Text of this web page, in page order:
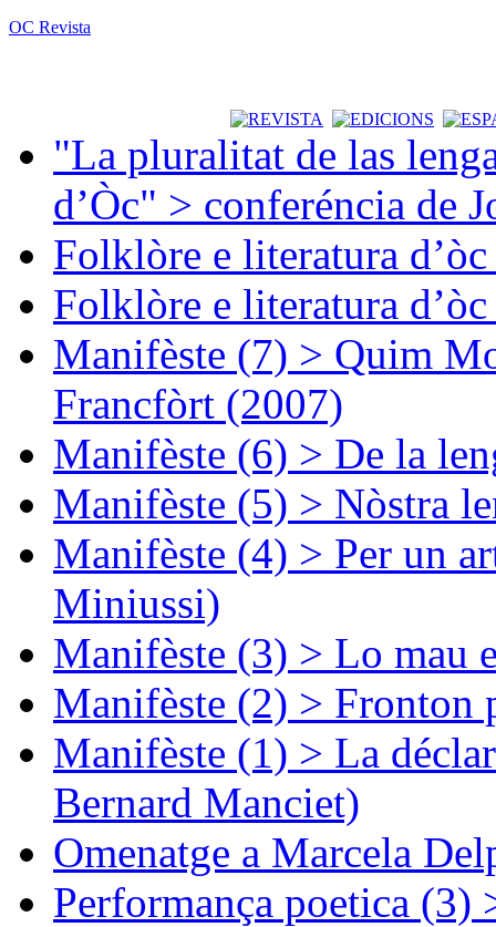
OC Revista
"La pluralitat de las
d’Òc" > conferéncia de
Folklòre e literatura
Folklòre e literatura
Manifèste (7) > Quim
Francfòrt (2007)
Manifèste (6) > De la
Manifèste (5) > Nòstra
Manifèste (4) > Per un
Miniussi)
Manifèste (3) > Lo mau
Manifèste (2) > Fronton
Manifèste (1) > La
Bernard Manciet)
Omenatge a Marcela
Performança poetica (3)